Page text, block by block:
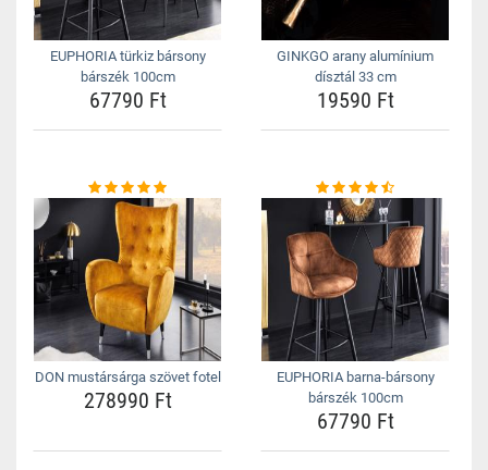
EUPHORIA türkiz bársony
bárszék 100cm
67790 Ft
GINKGO arany alumínium
dísztál 33 cm
19590 Ft
DON mustársárga szövet fotel
278990 Ft
EUPHORIA barna-bársony
bárszék 100cm
67790 Ft